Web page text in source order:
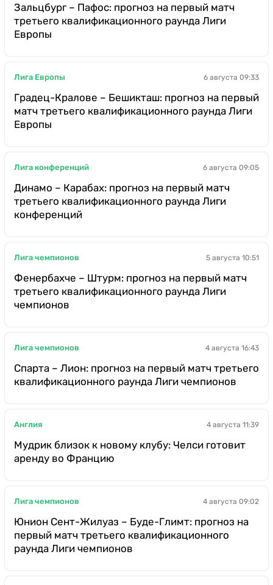
Зальцбург – Пафос: прогноз на первый матч
третьего квалификационного раунда Лиги
Европы
Лига Европы 6 августа 09:33
Градец-Кралове – Бешикташ: прогноз на первый
матч третьего квалификационного раунда Лиги
Европы
Лига конференций 6 августа 09:05
Динамо – Карабах: прогноз на первый матч
третьего квалификационного раунда Лиги
конференций
Лига чемпионов 5 августа 10:51
Фенербахче – Штурм: прогноз на первый матч
третьего квалификационного раунда Лиги
чемпионов
Лига чемпионов 4 августа 16:43
Спарта – Лион: прогноз на первый матч третьего
квалификационного раунда Лиги чемпионов
Англия 4 августа 11:39
Мудрик близок к новому клубу: Челси готовит
аренду во Францию
Лига чемпионов 4 августа 09:02
Юнион Сент-Жилуаз – Буде-Глимт: прогноз на
первый матч третьего квалификационного
раунда Лиги чемпионов